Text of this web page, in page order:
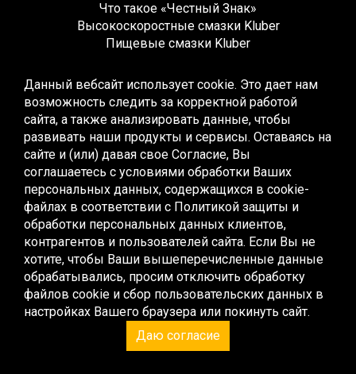
Данный вебсайт использует cookie. Это дает нам
возможность следить за корректной работой
сайта, а также анализировать данные, чтобы
развивать наши продукты и сервисы. Оставаясь на
сайте и (или) давая свое Согласие, Вы
соглашаетесь с условиями обработки Ваших
персональных данных, содержащихся в cookie-
файлах в соответствии с Политикой защиты и
обработки персональных данных клиентов,
контрагентов и пользователей сайта. Если Вы не
хотите, чтобы Ваши вышеперечисленные данные
обрабатывались, просим отключить обработку
файлов cookie и сбор пользовательских данных в
настройках Вашего браузера или покинуть сайт.
Даю согласие
Что такое «Честный Знак»
Высокоскоростные смазки Kluber
Пищевые смазки Kluber
Жидкие смазки Kluber
Монтажные смазки Kluber
Многоцелевые смазки Kluber
Синтетические смазки Kluber
Высокотемпературные смазки Kluber
Низкотемпературные смазки Kluber
Смазки для качения и скольжения Kluber
Смазки для скольжения Kluber
Контактные смазки Kluber
Специальные смазки Kluber
Эксплуатационные смазки Kluber
Жидкие смазки Kluber
Редукторные масла Kluber
Компрессорные масла Kluber
Пищевые масла Kluber
Монтажные пасты Kluber